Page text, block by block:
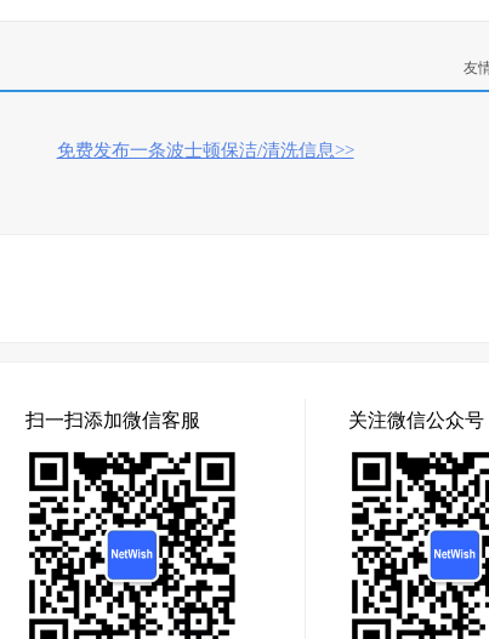
友
免费发布一条波士顿保洁/清洗信息>>
扫一扫添加微信客服 关注微信公众号